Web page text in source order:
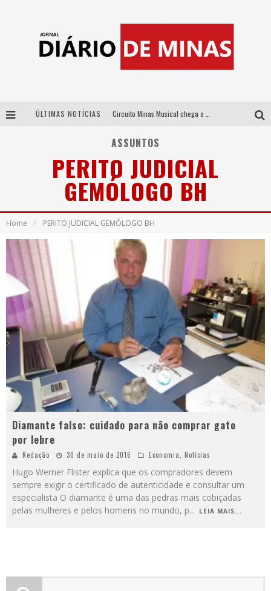
ÚLTIMAS NOTÍCIAS
No clima do Hexa: “Passinho do Brasil”, da DJ Danny Albuquerque, é a música que embala a torcida brasileira na Copa do Mundo 2026
ASSUNTOS
PERITO JUDICIAL
GEMÓLOGO BH
Home PERITO JUDICIAL GEMÓLOGO BH
Diamante falso: cuidado para não comprar gato
por lebre
Redação 30 de maio de 2016 Economia, Notícias
Hugo Werner Flister explica que os compradores devem
sempre exigir o certificado de autenticidade e consultar um
especialista O diamante é uma das pedras mais cobiçadas
pelas mulheres e pelos homens no mundo, p... LEIA MAIS...